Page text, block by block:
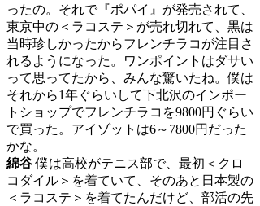
ったの。それで『ポパイ』が発売されて、
東京中の＜ラコステ＞が売れ切れて、黒は
当時珍しかったからフレンチラコが注目さ
れるようになった。ワンポイントはダサい
って思ってたから、みんな驚いたね。僕は
それから1年ぐらいして下北沢のインポー
トショップでフレンチラコを9800円ぐらい
で買った。アイゾットは6～7800円だった
かな。
綿谷僕は高校がテニス部で、最初＜クロ
コダイル＞を着ていて、そのあと日本製の
＜ラコステ＞を着てたんだけど、部活の先